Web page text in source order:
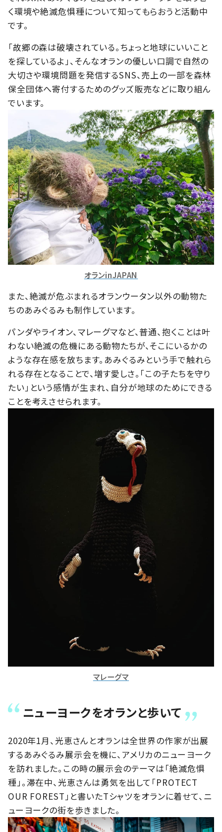
く環境や絶滅危惧種について知ってもらおうと活動中
です。
「故郷の森は破壊されている。ちょっと地球にいいこと
を探しているよ」、そんなオランの優しい口調で自然の
大切さや環境問題を発信するSNS、売上の一部を森林
保全団体へ寄付するためのグッズ販売などに取り組ん
でいます。
オランinJAPAN
また、絶滅が危ぶまれるオランウータン以外の動物た
ちのあみぐるみも制作しています。
パンダやライオン、マレーグマなど、普通、抱くことは叶
わない絶滅の危機にある動物たちが、そこにいるかの
ような存在感を放ちます。あみぐるみという手で触れら
れる存在となることで、増す愛しさ。「この子たちを守り
たい」という感情が生まれ、自分が地球のためにできる
ことを考えさせられます。
マレーグマ
ニューヨークをオランと歩いて
2020年1月、光恵さんとオランは全世界の作家が出展
するあみぐるみ展示会を機に、アメリカのニューヨーク
を訪れました。この時の展示会のテーマは「絶滅危惧
種」。滞在中、光恵さんは勇気を出して「PROTECT
OUR FOREST」と書いたTシャツをオランに着せて、ニ
ューヨークの街を歩きました。